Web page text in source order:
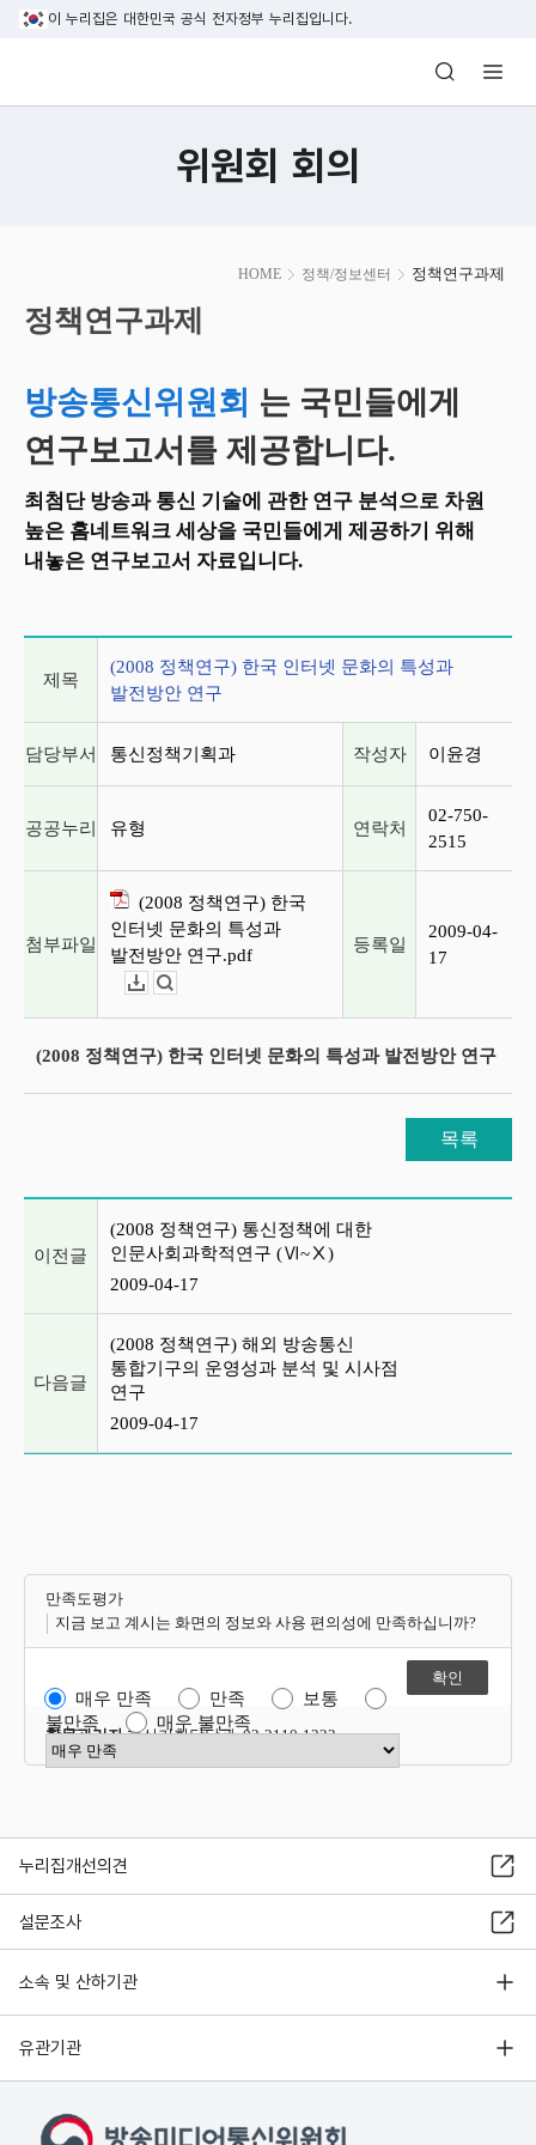
본문 바로가기
이 누리집은 대한민국 공식 전자정부 누리집입니다.
방송미디어통신위원회 Korea Media
위원회 회의
HOME 정책/정보센터 정책연구과제
시
작
정책연구과제
방송통신위원회 는 국민들에게
연구보고서를 제공합니다.
최첨단 방송과 통신 기술에 관한 연구 분석으로 차원
높은 홈네트워크 세상을 국민들에게 제공하기 위해
내놓은 연구보고서 자료입니다.
제목
(2008 정책연구) 한국 인터넷 문화의 특성과
발전방안 연구
담당부서 통신정책기획과 작성자 이윤경
공공누리 유형 연락처
02-750-
2515
첨부파일
(2008 정책연구) 한국
인터넷 문화의 특성과
발전방안 연구.pdf
등록일
2009-04-
17
(2008 정책연구) 한국 인터넷 문화의 특성과 발전방안 연구
목록
이전글
(2008 정책연구) 통신정책에 대한
인문사회과학적연구 (Ⅵ~Ⅹ)
2009-04-17
다음글
(2008 정책연구) 해외 방송통신
통합기구의 운영성과 분석 및 시사점
연구
2009-04-17
만족도평가
지금 보고 계시는 화면의 정보와 사용 편의성에 만족하십니까?
매우 만족 만족
보통
불만족
매우 불만족
만족도 점수 선택
항목관리자혁신기획담당관 02-2110-1323
누리집개선의견
설문조사
소속 및 산하기관
유관기관